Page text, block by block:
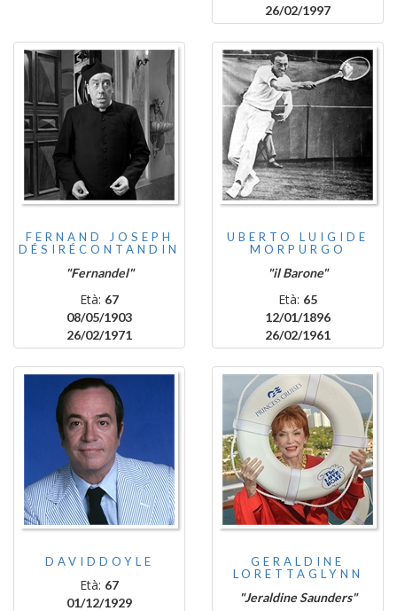
26/02/1997
FERNAND JOSEPH
DÉSIRÉCONTANDIN
"Fernandel"
Età: 67
08/05/1903
26/02/1971
UBERTO LUIGIDE
MORPURGO
"il Barone"
Età: 65
12/01/1896
26/02/1961
DAVIDDOYLE
Età: 67
01/12/1929
GERALDINE
LORETTAGLYNN
"Jeraldine Saunders"